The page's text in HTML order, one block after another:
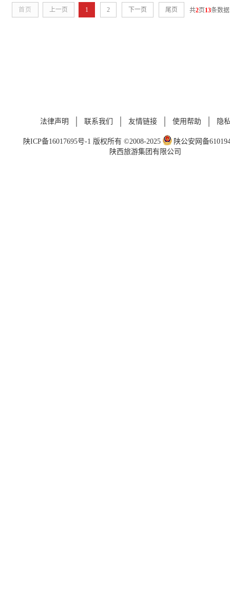
首页 上一页 1 2 下一页 尾页 共2页13条数据
法律声明 联系我们 友情链接 使用帮助 隐
陕ICP备16017695号-1 版权所有 ©2008-2025
陕公安网备
陕西旅游集团有限公司